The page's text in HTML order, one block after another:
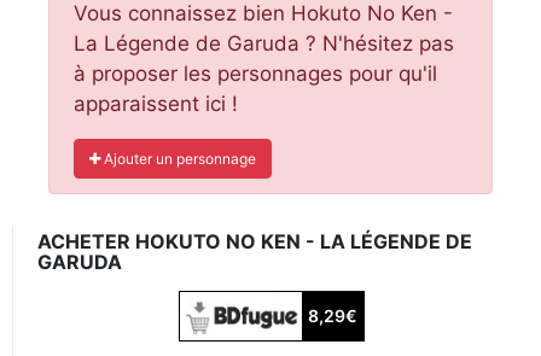
Vous connaissez bien Hokuto No Ken -
La Légende de Garuda ? N'hésitez pas
à proposer les personnages pour qu'il
apparaissent ici !
Ajouter un personnage
ACHETER HOKUTO NO KEN - LA LÉGENDE DE
GARUDA
8,29€